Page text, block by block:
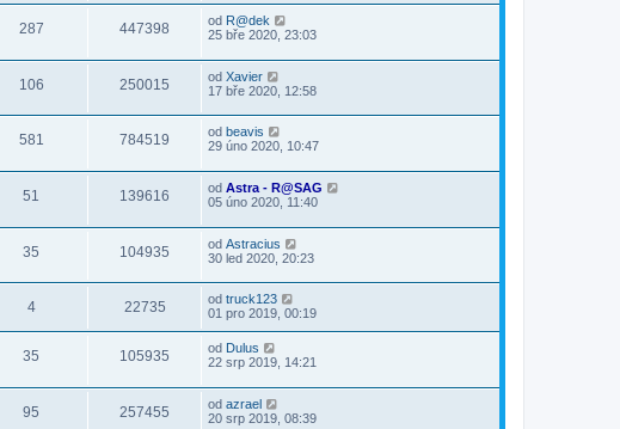
287 447398 od R@dek
25 bře 2020, 23:03
106 250015 od Xavier
17 bře 2020, 12:58
581 784519 od beavis
29 úno 2020, 10:47
51 139616 od Astra - R@SAG
05 úno 2020, 11:40
35 104935 od Astracius
30 led 2020, 20:23
4 22735 od truck123
01 pro 2019, 00:19
35 105935 od Dulus
22 srp 2019, 14:21
95 257455 od azrael
20 srp 2019, 08:39